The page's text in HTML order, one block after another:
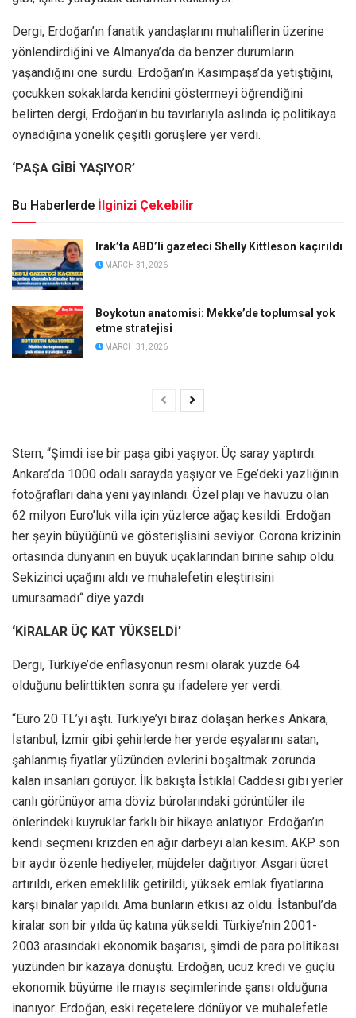
Dergi, Erdoğan’ın fanatik yandaşlarını muhaliflerin üzerine
yönlendirdiğini ve Almanya’da da benzer durumların
yaşandığını öne sürdü. Erdoğan’ın Kasımpaşa’da yetiştiğini,
çocukken sokaklarda kendini göstermeyi öğrendiğini
belirten dergi, Erdoğan’ın bu tavırlarıyla aslında iç politikaya
oynadığına yönelik çeşitli görüşlere yer verdi.
‘PAŞA GİBİ YAŞIYOR’
Bu Haberlerde İlginizi Çekebilir
Irak’ta ABD’li gazeteci Shelly Kittleson kaçırıldı
MARCH 31, 2026
Boykotun anatomisi: Mekke’de toplumsal yok
etme stratejisi
MARCH 31, 2026
Stern, “Şimdi ise bir paşa gibi yaşıyor. Üç saray yaptırdı.
Ankara’da 1000 odalı sarayda yaşıyor ve Ege’deki yazlığının
fotoğrafları daha yeni yayınlandı. Özel plajı ve havuzu olan
62 milyon Euro’luk villa için yüzlerce ağaç kesildi. Erdoğan
her şeyin büyüğünü ve gösterişlisini seviyor. Corona krizinin
ortasında dünyanın en büyük uçaklarından birine sahip oldu.
Sekizinci uçağını aldı ve muhalefetin eleştirisini
umursamadı“ diye yazdı.
‘KİRALAR ÜÇ KAT YÜKSELDİ’
Dergi, Türkiye’de enflasyonun resmi olarak yüzde 64
olduğunu belirttikten sonra şu ifadelere yer verdi:
“Euro 20 TL’yi aştı. Türkiye’yi biraz dolaşan herkes Ankara,
İstanbul, İzmir gibi şehirlerde her yerde eşyalarını satan,
şahlanmış fiyatlar yüzünden evlerini boşaltmak zorunda
kalan insanları görüyor. İlk bakışta İstiklal Caddesi gibi yerler
canlı görünüyor ama döviz bürolarındaki görüntüler ile
önlerindeki kuyruklar farklı bir hikaye anlatıyor. Erdoğan’ın
kendi seçmeni krizden en ağır darbeyi alan kesim. AKP son
bir aydır özenle hediyeler, müjdeler dağıtıyor. Asgari ücret
artırıldı, erken emeklilik getirildi, yüksek emlak fiyatlarına
karşı binalar yapıldı. Ama bunların etkisi az oldu. İstanbul’da
kiralar son bir yılda üç katına yükseldi. Türkiye’nin 2001-
2003 arasındaki ekonomik başarısı, şimdi de para politikası
yüzünden bir kazaya dönüştü. Erdoğan, ucuz kredi ve güçlü
ekonomik büyüme ile mayıs seçimlerinde şansı olduğuna
inanıyor. Erdoğan, eski reçetelere dönüyor ve muhalefetle